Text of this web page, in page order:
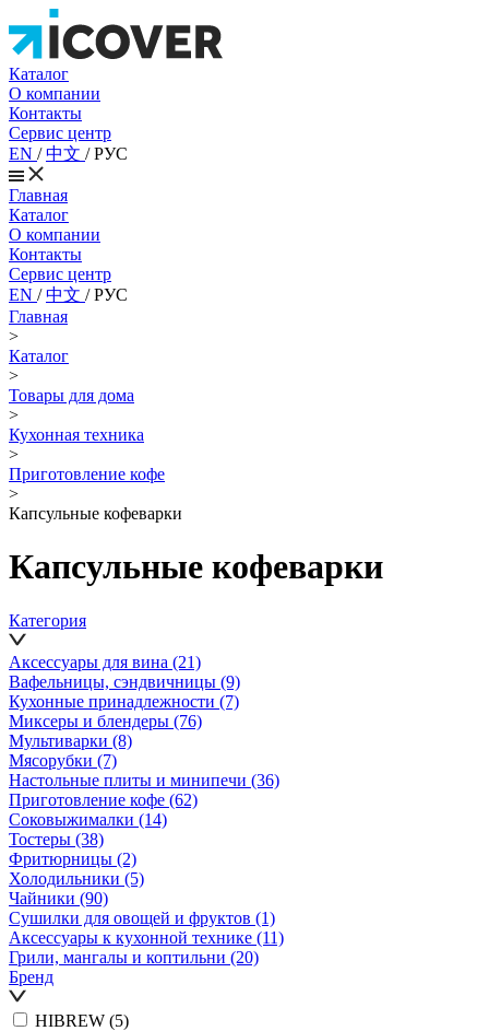
Каталог
О компании
Контакты
Сервис центр
EN /中文 /РУС
Главная
Каталог
О компании
Контакты
Сервис центр
EN /中文 /РУС
Главная
>
Каталог
>
Товары для дома
>
Кухонная техника
>
Приготовление кофе
>
Капсульные кофеварки
Капсульные кофеварки
Категория
Аксессуары для вина (21)
Вафельницы, сэндвичницы (9)
Кухонные принадлежности (7)
Миксеры и блендеры (76)
Мультиварки (8)
Мясорубки (7)
Настольные плиты и минипечи (36)
Приготовление кофе (62)
Соковыжималки (14)
Тостеры (38)
Фритюрницы (2)
Холодильники (5)
Чайники (90)
Сушилки для овощей и фруктов (1)
Аксессуары к кухонной технике (11)
Грили, мангалы и коптильни (20)
Бренд
HIBREW (5)